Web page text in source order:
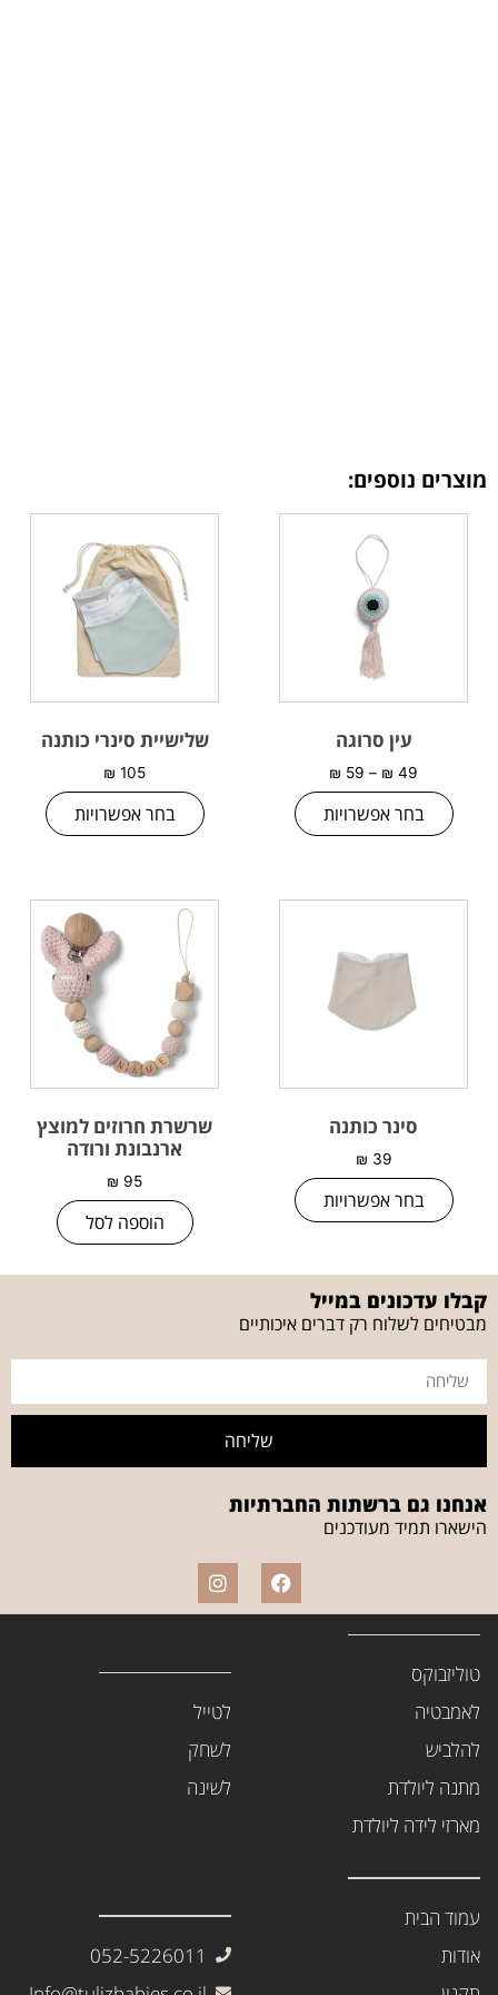
מוצרים נוספים:
עין סרוגה
₪ 49
–
₪ 59
בחר אפשרויות
שלישיית סינרי כותנה
₪ 105
בחר אפשרויות
סינר כותנה
₪ 39
בחר אפשרויות
שרשרת חרוזים למוצץ
ארנבונת ורודה
₪ 95
הוספה לסל
קבלו עדכונים במייל
מבטיחים לשלוח רק דברים איכותיים
שליחה
אנחנו גם ברשתות החברתיות
הישארו תמיד מעודכנים
טוליזבוקס
לאמבטיה
להלביש
מתנה ליולדת
מארזי לידה ליולדת
לטייל
לשחק
לשינה
עמוד הבית
אודות
052-5226011